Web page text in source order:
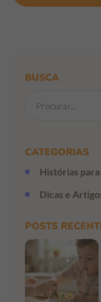
BUSCA
CATEGORIAS
Histórias
Dicas e
POSTS